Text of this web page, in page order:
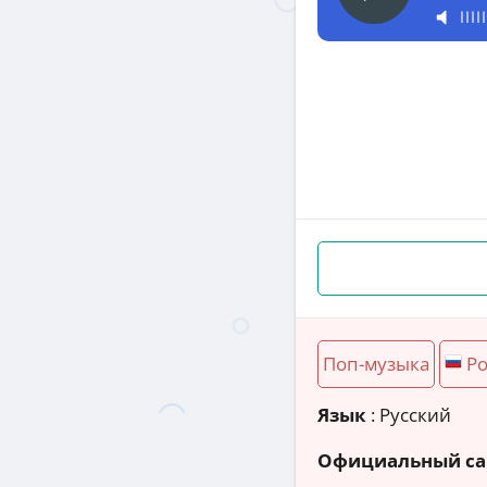
Поп-музыка
Язык : Русский
Официальный